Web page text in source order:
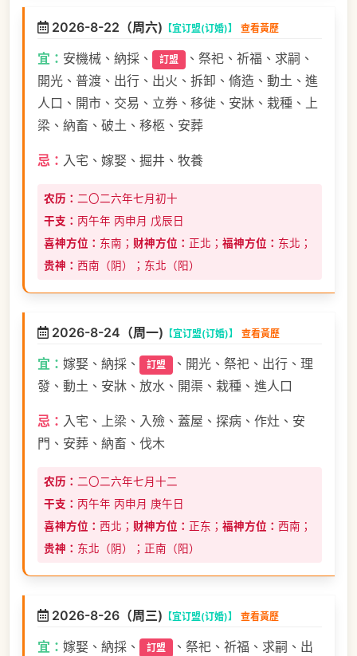
2026-8-22（周六) 【宜订盟(订婚)】 查看黃歷
宜： 安機械、納採、 訂盟
、祭祀、祈福、求嗣、
開光、普渡、出行、出火、拆卸、脩造、動土、進
人口、開市、交易、立券、移徙、安牀、栽種、上
梁、納畜、破土、移柩、安葬
忌： 入宅、嫁娶、掘井、牧養
农历： 二〇二六年七月初十
干支： 丙午年 丙申月 戊辰日
喜神方位： 东南； 财神方位： 正北； 福神方位： 东北；
贵神： 西南（阴）；东北（阳）
2026-8-24（周一) 【宜订盟(订婚)】 查看黃歷
宜： 嫁娶、納採、 訂盟
、開光、祭祀、出行、理
發、動土、安牀、放水、開渠、栽種、進人口
忌： 入宅、上梁、入殮、蓋屋、探病、作灶、安
門、安葬、納畜、伐木
农历： 二〇二六年七月十二
干支： 丙午年 丙申月 庚午日
喜神方位： 西北； 财神方位： 正东； 福神方位： 西南；
贵神： 东北（阴）；正南（阳）
2026-8-26（周三) 【宜订盟(订婚)】 查看黃歷
宜： 嫁娶、納採、 訂盟
、祭祀、祈福、求嗣、出